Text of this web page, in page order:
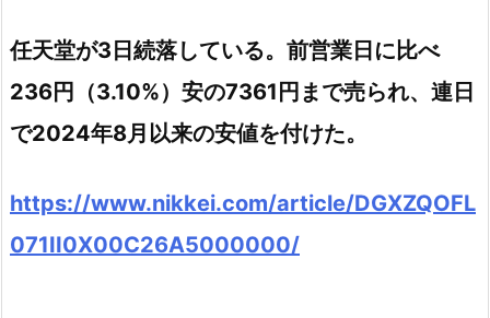
任天堂が3日続落している。前営業日に比べ
236円（3.10%）安の7361円まで売られ、連日
で2024年8月以来の安値を付けた。
https://www.nikkei.com/article/DGXZQOFL
071II0X00C26A5000000/